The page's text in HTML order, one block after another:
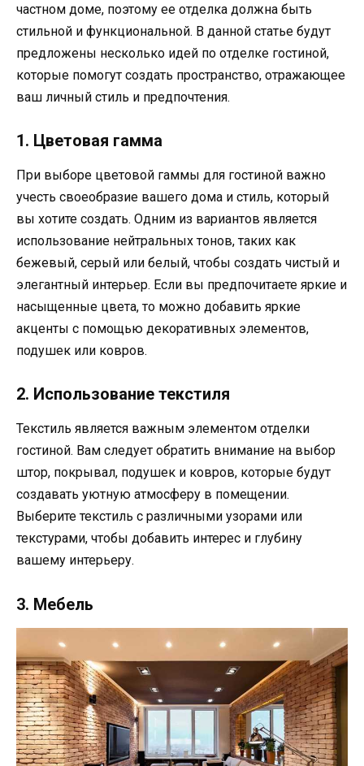
частном доме, поэтому ее отделка должна быть
стильной и функциональной. В данной статье будут
предложены несколько идей по отделке гостиной,
которые помогут создать пространство, отражающее
ваш личный стиль и предпочтения.
1. Цветовая гамма
При выборе цветовой гаммы для гостиной важно
учесть своеобразие вашего дома и стиль, который
вы хотите создать. Одним из вариантов является
использование нейтральных тонов, таких как
бежевый, серый или белый, чтобы создать чистый и
элегантный интерьер. Если вы предпочитаете яркие и
насыщенные цвета, то можно добавить яркие
акценты с помощью декоративных элементов,
подушек или ковров.
2. Использование текстиля
Текстиль является важным элементом отделки
гостиной. Вам следует обратить внимание на выбор
штор, покрывал, подушек и ковров, которые будут
создавать уютную атмосферу в помещении.
Выберите текстиль с различными узорами или
текстурами, чтобы добавить интерес и глубину
вашему интерьеру.
3. Мебель